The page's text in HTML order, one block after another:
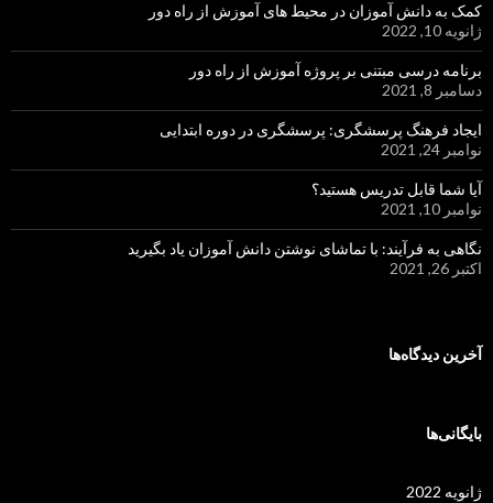
کمک به دانش آموزان در محیط های آموزش از راه دور
ژانویه 10, 2022
برنامه درسی مبتنی بر پروژه آموزش از راه دور
دسامبر 8, 2021
ایجاد فرهنگ پرسشگری: پرسشگری در دوره ابتدایی
نوامبر 24, 2021
آیا شما قابل تدریس هستید؟
نوامبر 10, 2021
نگاهی به فرآیند: با تماشای نوشتن دانش آموزان یاد بگیرید
اکتبر 26, 2021
آخرین دیدگاه‌ها
بایگانی‌ها
ژانویه 2022